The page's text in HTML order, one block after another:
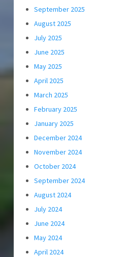
September 2025
August 2025
July 2025
June 2025
May 2025
April 2025
March 2025
February 2025
January 2025
December 2024
November 2024
October 2024
September 2024
August 2024
July 2024
June 2024
May 2024
April 2024